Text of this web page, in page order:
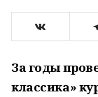
За годы
классика»